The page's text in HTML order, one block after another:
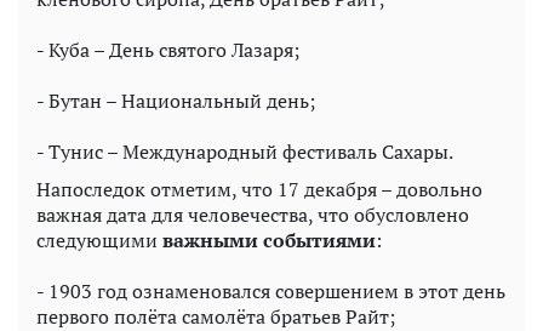
- Куба – День святого Лазаря;
- Бутан – Национальный день;
- Тунис – Международный фестиваль Сахары.
Напоследок отметим, что 17 декабря – довольно
важная дата для человечества, что обусловлено
следующими важными событиями:
- 1903 год ознаменовался совершением в этот день
первого полёта самолёта братьев Райт;